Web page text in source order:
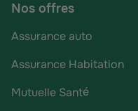
Nos offres
Assurance auto
Assurance Habitation
Mutuelle Santé